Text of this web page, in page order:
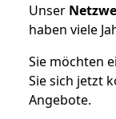
Unser
haben viele
Sie möchten
Sie sich jetzt
Angebote.